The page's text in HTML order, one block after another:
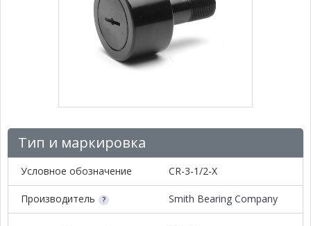
Тип и маркировка
Условное обозначение CR-3-1/2-X
Производитель Smith Bearing Company